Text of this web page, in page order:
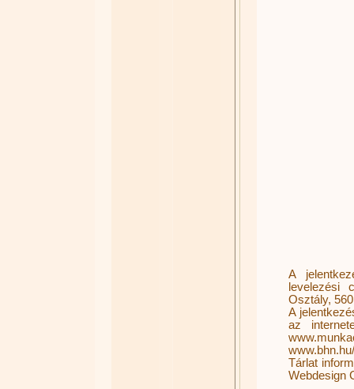
A
levelezési
Osztály,
A
az
Tárlat
Webdesign